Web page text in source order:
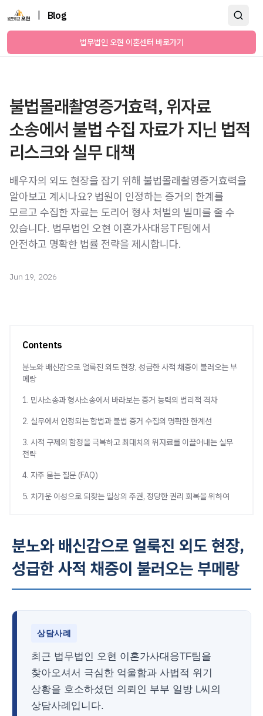
Blog
법무법인 오현 이혼센터 바로가기
불법몰래촬영증거효력, 위자료
소송에서 불법 수집 자료가 지닌 법적
리스크와 실무 대책
배우자의 외도 현장을 잡기 위해 불법몰래촬영증거효력을
알아보고 계시나요? 법원이 인정하는 증거의 한계를
모르고 수집한 자료는 도리어 형사 처벌의 빌미를 줄 수
있습니다. 법무법인 오현 이혼가사대응TF팀에서
안전하고 명확한 법률 전략을 제시합니다.
Jun 19, 2026
Contents
분노와 배신감으로 얼룩진 외도 현장, 성급한 사적 채증이 불러오는 부
메랑
1. 민사소송과 형사소송에서 바라보는 증거 능력의 법리적 격차
2. 실무에서 인정되는 합법과 불법 증거 수집의 명확한 한계선
3. 사적 구제의 함정을 극복하고 최대치의 위자료를 이끌어내는 실무
전략
4. 자주 묻는 질문 (FAQ)
5. 차가운 이성으로 되찾는 일상의 주권, 정당한 권리 회복을 위하여
분노와 배신감으로 얼룩진 외도 현장,
성급한 사적 채증이 불러오는 부메랑
상담사례
최근 법무법인 오현 이혼가사대응TF팀을
찾아오셔서 극심한 억울함과 사법적 위기
상황을 호소하셨던 의뢰인 부부 일방 L씨의
상담사례입니다.